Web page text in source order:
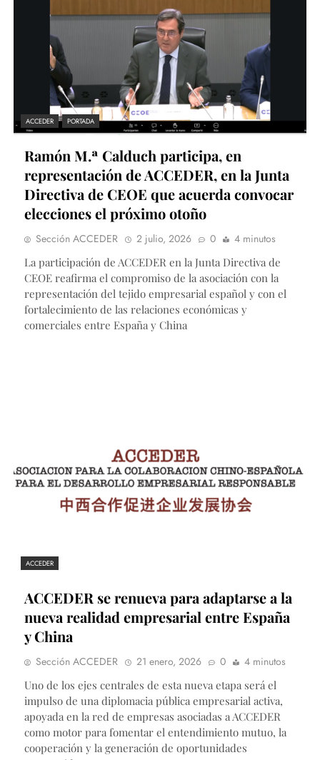
ACCEDER PORTADA
Ramón M.ª Calduch participa, en
representación de ACCEDER, en la Junta
Directiva de CEOE que acuerda convocar
elecciones el próximo otoño
Sección ACCEDER 2 julio, 2026 0
4 minutos
La participación de ACCEDER en la Junta Directiva de
CEOE reafirma el compromiso de la asociación con la
representación del tejido empresarial español y con el
fortalecimiento de las relaciones económicas y
comerciales entre España y China
ACCEDER
ACCEDER se renueva para adaptarse a la
nueva realidad empresarial entre España
y China
Sección ACCEDER 21 enero, 2026 0
4 minutos
Uno de los ejes centrales de esta nueva etapa será el
impulso de una diplomacia pública empresarial activa,
apoyada en la red de empresas asociadas a ACCEDER
como motor para fomentar el entendimiento mutuo, la
cooperación y la generación de oportunidades